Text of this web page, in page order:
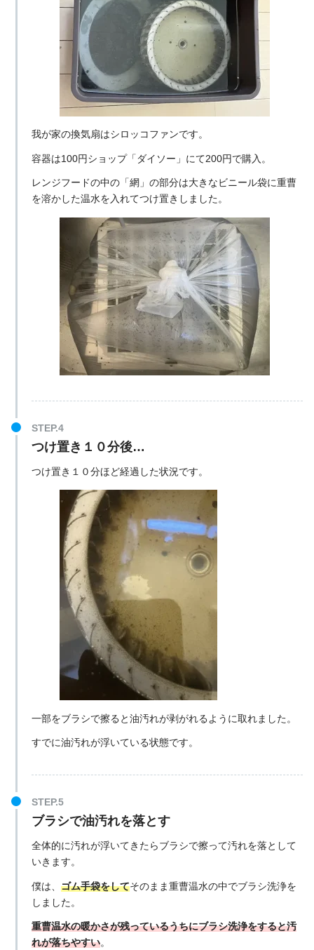
我が家の換気扇はシロッコファンです。
容器は100円ショップ「ダイソー」にて200円で購入。
レンジフードの中の「網」の部分は大きなビニール袋に重曹
を溶かした温水を入れてつけ置きしました。
つけ置き１０分後…
つけ置き１０分ほど経過した状況です。
一部をブラシで擦ると油汚れが剥がれるように取れました。
すでに油汚れが浮いている状態です。
ブラシで油汚れを落とす
全体的に汚れが浮いてきたらブラシで擦って汚れを落として
いきます。
僕は、 ゴム手袋をしてそのまま重曹温水の中でブラシ洗浄を
しました。
重曹温水の暖かさが残っているうちにブラシ洗浄をすると汚
れが落ちやすい。